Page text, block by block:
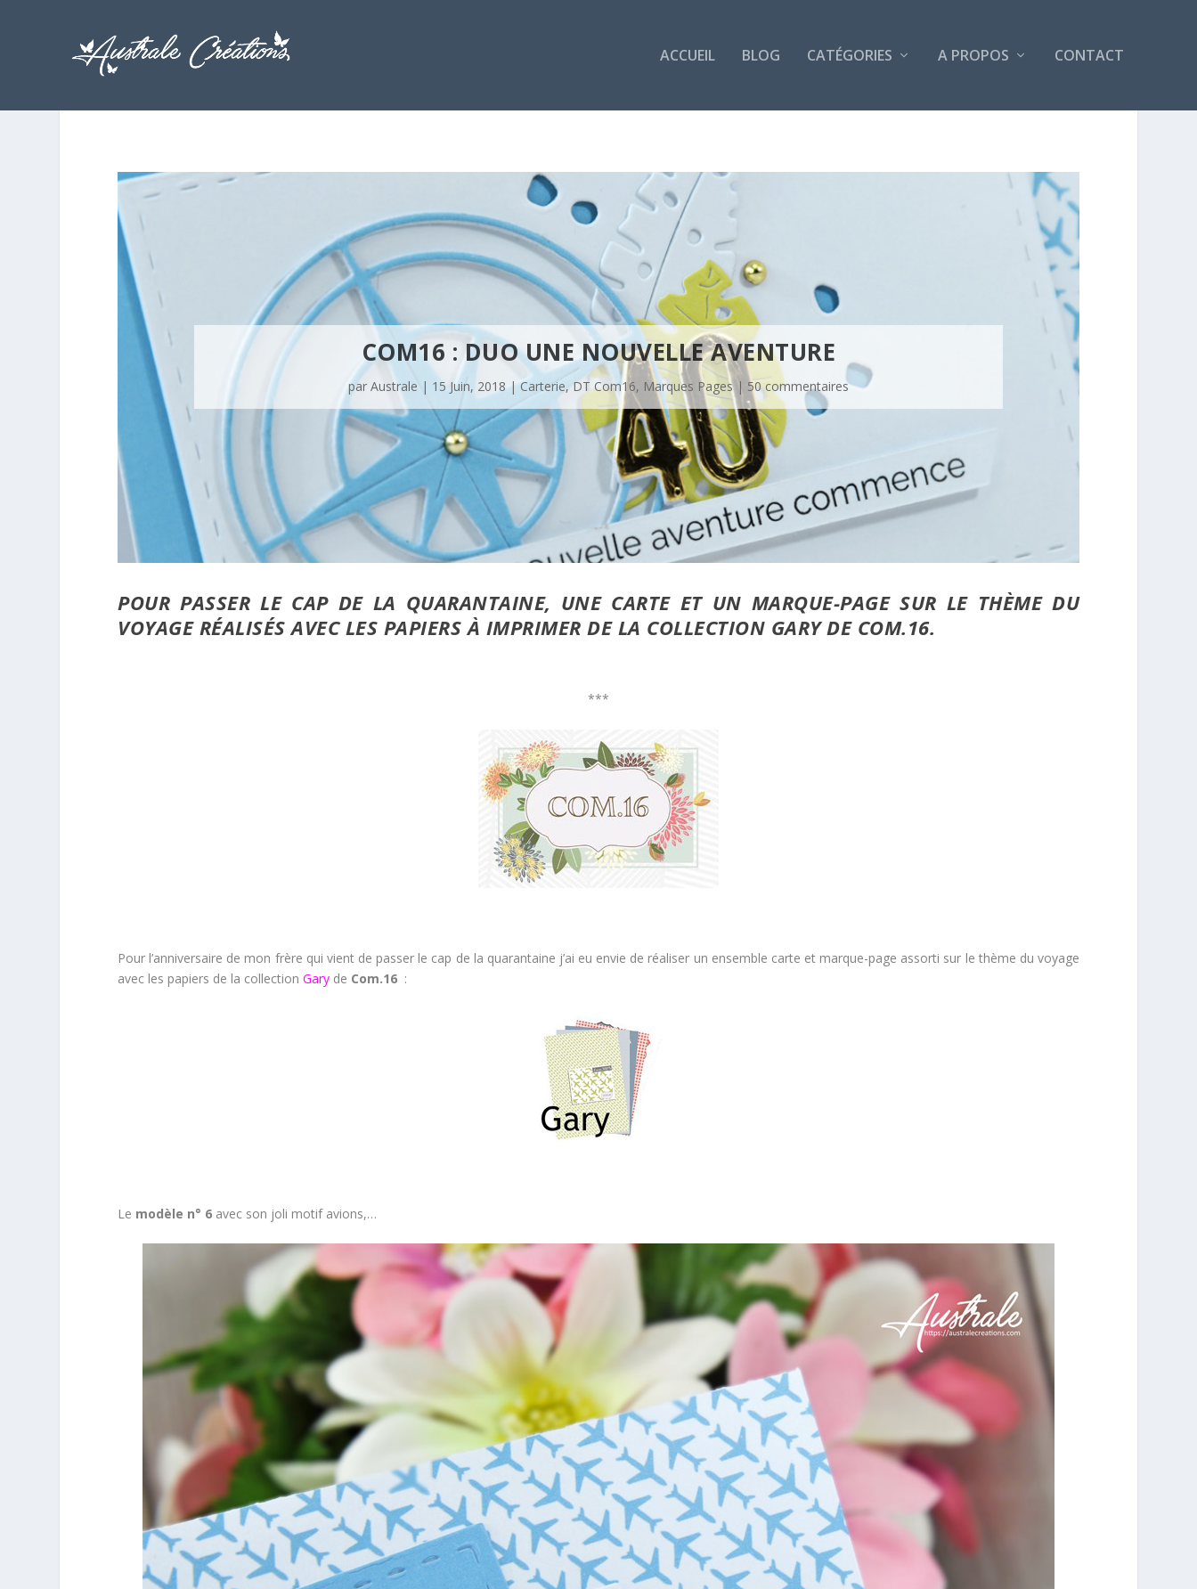
ACCUEIL BLOG CATÉGORIES A PROPOS CONTACT
COM16 : DUO UNE NOUVELLE AVENTURE
par Australe | 15 Juin, 2018|Carterie,DT Com16, Marques Pages| 50 commentaires
POUR PASSER LE CAP DE LA QUARANTAINE, UNE CARTE ET UN MARQUE-PAGE SUR LE THÈME DU
VOYAGE RÉALISÉS AVEC LES PAPIERS À IMPRIMER DE LA COLLECTION GARY DE COM.16.
***
Pour l’anniversaire de mon frère qui vient de passer le cap de la quarantaine j’ai eu envie de réaliser un ensemble carte et marque-page assorti sur le thème du voyage
avec les papiers de la collection Gary de Com.16 :
Le modèle n° 6 avec son joli motif avions,…